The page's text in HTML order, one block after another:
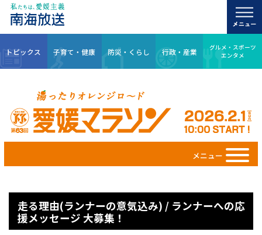
トピックス 子育て・健康 防災・くらし 行政・産業
グルメ・スポーツ
エンタメ
メニュー
走る理由(ランナーの意気込み) / ランナーへの応
援メッセージ 大募集！